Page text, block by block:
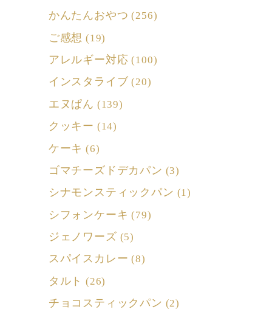
かんたんおやつ (256)
ご感想 (19)
アレルギー対応 (100)
インスタライブ (20)
エヌぱん (139)
クッキー (14)
ケーキ (6)
ゴマチーズドデカパン (3)
シナモンスティックパン (1)
シフォンケーキ (79)
ジェノワーズ (5)
スパイスカレー (8)
タルト (26)
チョコスティックパン (2)